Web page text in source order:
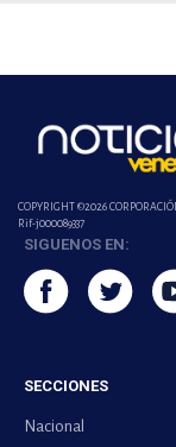
COPYRIGHT ©2026
Rif-j000089337
SIGUENOS EN:
SECCIONES
Nacional